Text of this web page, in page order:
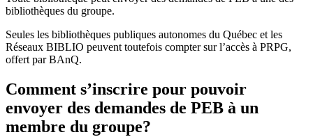
bibliothèques du groupe.
Seules les bibliothèques publiques autonomes du Québec et les
Réseaux BIBLIO peuvent toutefois compter sur l’accès à PRPG,
offert par BAnQ.
Comment s’inscrire pour pouvoir
envoyer des demandes de PEB à un
membre du groupe?